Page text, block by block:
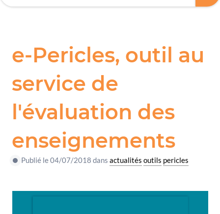
e-Pericles, outil au
service de
l'évaluation des
enseignements
Publié le 04/07/2018 dansactualités outils pericles